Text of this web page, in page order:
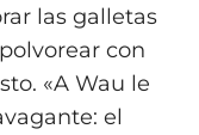
las galletas
con
«A Wau le
el